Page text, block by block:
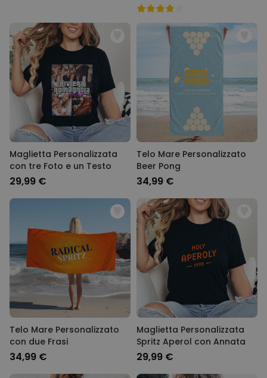
Maglietta Personalizzata
con tre Foto e un Testo
29,99 €
Telo Mare Personalizzato
Beer Pong
34,99 €
Telo Mare Personalizzato
con due Frasi
34,99 €
Maglietta Personalizzata
Spritz Aperol con Annata
29,99 €